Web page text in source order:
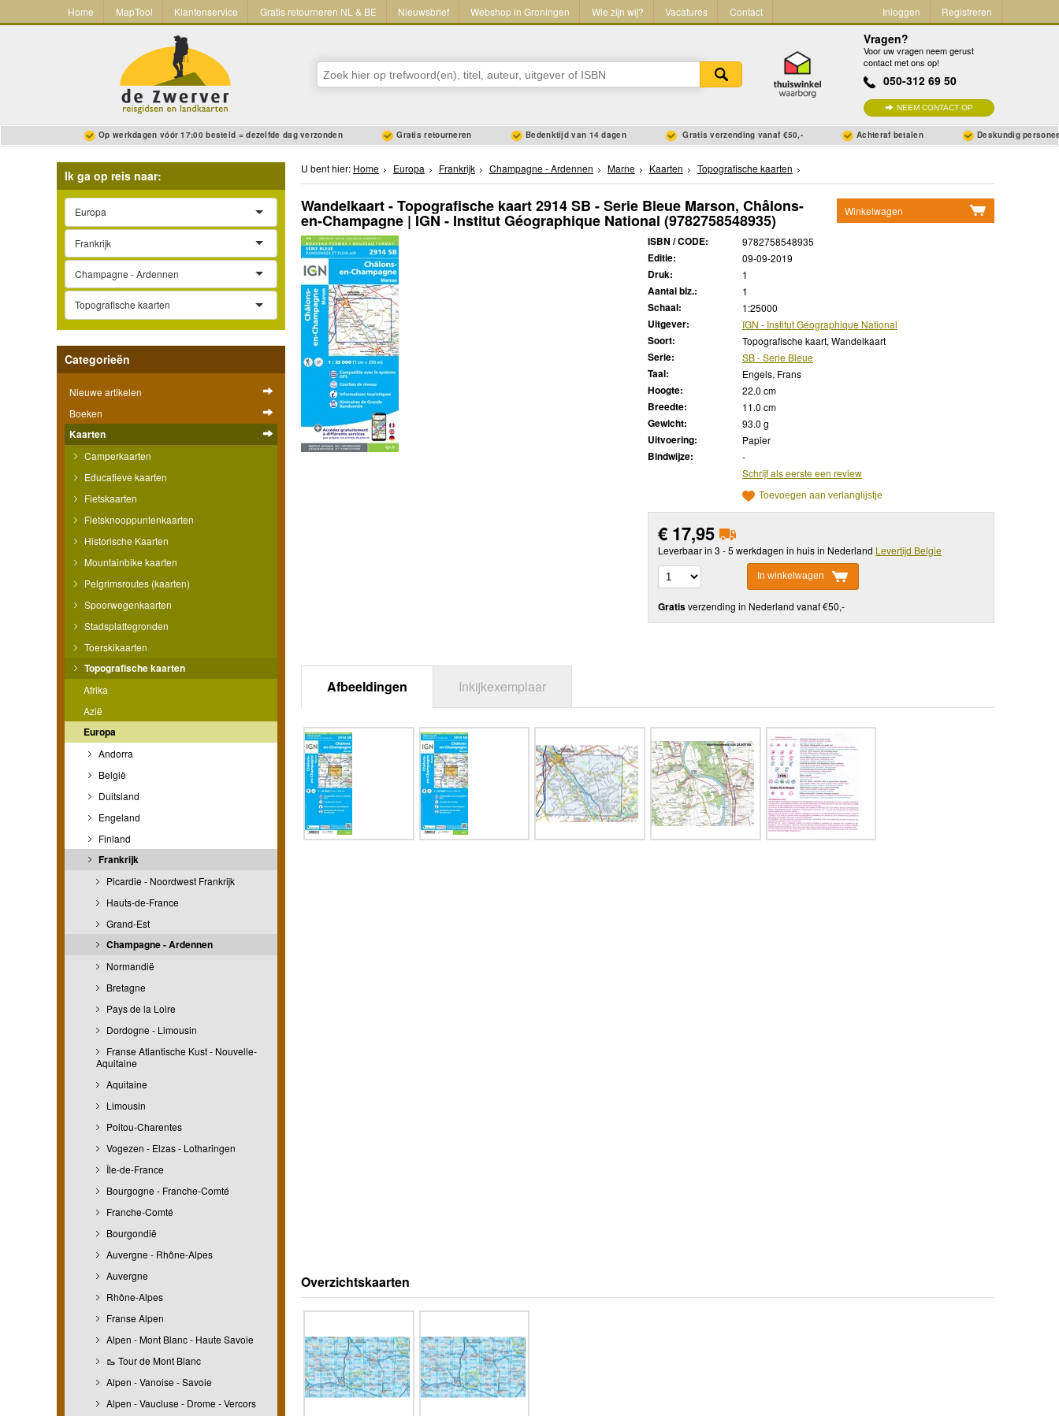
Home MapTool Klantenservice Gratis retourneren NL & BE Nieuwsbrief Webshop in Groningen Wie zijn wij? Vacatures Contact Inloggen Registreren
Vragen?
Voor uw vragen neem gerust
contact met ons op!
050-312 69 50
NEEM CONTACT OP
Op werkdagen vóór 17:00 besteld = dezelfde dag verzonden Gratis retourneren Bedenktijd van 14 dagen Gratis verzending vanaf €50,- Achteraf betalen Deskundig
Ik ga op reis naar:
Europa
Frankrijk
Champagne - Ardennen
Topografische kaarten
Categorieën
Nieuwe artikelen
Boeken
Kaarten
Camperkaarten
Educatieve kaarten
Fietskaarten
Fietsknooppuntenkaarten
Historische Kaarten
Mountainbike kaarten
Pelgrimsroutes (kaarten)
Spoorwegenkaarten
Stadsplattegronden
Toerskikaarten
Topografische kaarten
Afrika
Azië
Europa
Andorra
België
Duitsland
Engeland
Finland
Frankrijk
Picardie - Noordwest Frankrijk
Hauts-de-France
Grand-Est
Champagne - Ardennen
Normandië
Bretagne
Pays de la Loire
Dordogne - Limousin
Franse Atlantische Kust - Nouvelle-
Aquitaine
Aquitaine
Limousin
Poitou-Charentes
Vogezen - Elzas - Lotharingen
Île-de-France
Bourgogne - Franche-Comté
Franche-Comté
Bourgondië
Auvergne - Rhône-Alpes
Auvergne
Rhône-Alpes
Franse Alpen
Alpen - Mont Blanc - Haute Savoie
🥾 Tour de Mont Blanc
Alpen - Vanoise - Savoie
Alpen - Vaucluse - Drome - Vercors
U bent hier: Home Europa Frankrijk Champagne - Ardennen Marne Kaarten Topografische kaarten
Winkelwagen
Wandelkaart - Topografische kaart 2914 SB - Serie Bleue Marson, Châlons-
en-Champagne | IGN - Institut Géographique National (9782758548935)
ISBN / CODE: 9782758548935
Editie: 09-09-2019
Druk: 1
Aantal blz.: 1
Schaal: 1:25000
Uitgever: IGN - Institut Géographique National
Soort: Topografische kaart, Wandelkaart
Serie: SB - Serie Bleue
Taal: Engels, Frans
Hoogte: 22.0 cm
Breedte: 11.0 cm
Gewicht: 93.0 g
Uitvoering: Papier
Bindwijze:
-
Schrijf als eerste een review
Toevoegen aan verlanglijstje
€ 17,95
Leverbaar in 3 - 5 werkdagen in huis in Nederland Levertijd Belgie
In winkelwagen
Gratisverzending in Nederland vanaf €50,-
Afbeeldingen Inkijkexemplaar
Overzichtskaarten